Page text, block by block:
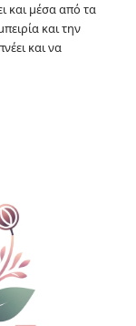
και μέσα από τα
και την
και να